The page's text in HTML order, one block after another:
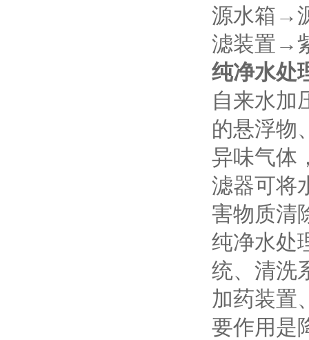
源水箱→
滤装置→
纯净水处
自来水加
的悬浮物
异味气体
滤器可将
害物质清
纯净水处
统、清洗
加药装置
要作用是